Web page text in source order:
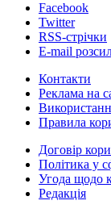
Facebook
Twitter
RSS-стрічки
E-mail
Контакти
Реклама на
Правила
Договір
Політика у
Угода щодо
Редакція